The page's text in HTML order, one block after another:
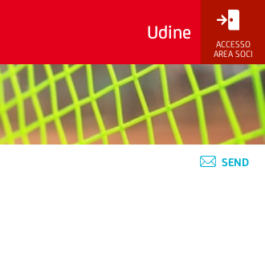
Udine
ACCESSO
AREA SOCI
SEND